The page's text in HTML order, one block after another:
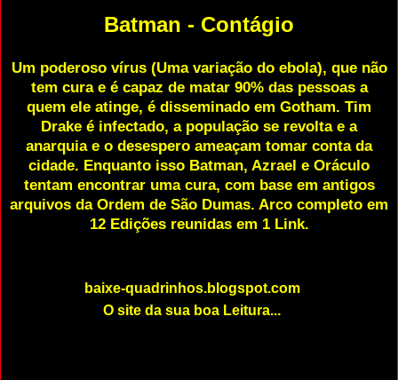
Batman - Contágio
Um poderoso vírus (Uma variação do ebola), que não
tem cura e é capaz de matar 90% das pessoas a
quem ele atinge, é disseminado em Gotham. Tim
Drake é infectado, a população se revolta e a
anarquia e o desespero ameaçam tomar conta da
cidade. Enquanto isso Batman, Azrael e Oráculo
tentam encontrar uma cura, com base em antigos
arquivos da Ordem de São Dumas. Arco completo em
12 Edições reunidas em 1 Link.
baixe-quadrinhos.blogspot.com
O site da sua boa Leitura...